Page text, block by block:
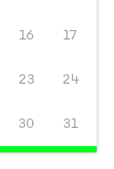
16 17
23 24
30 31